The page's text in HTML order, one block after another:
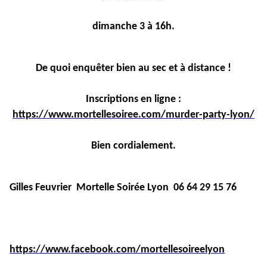
dimanche 3 à 16h.
De quoi enquêter bien au sec et à distance !
Inscriptions en ligne :
https://www.mortellesoiree.com/murder-party-lyon/
Bien cordialement.
Gilles Feuvrier Mortelle Soirée Lyon 06 64 29 15 76
https://www.facebook.com/mortellesoireelyon